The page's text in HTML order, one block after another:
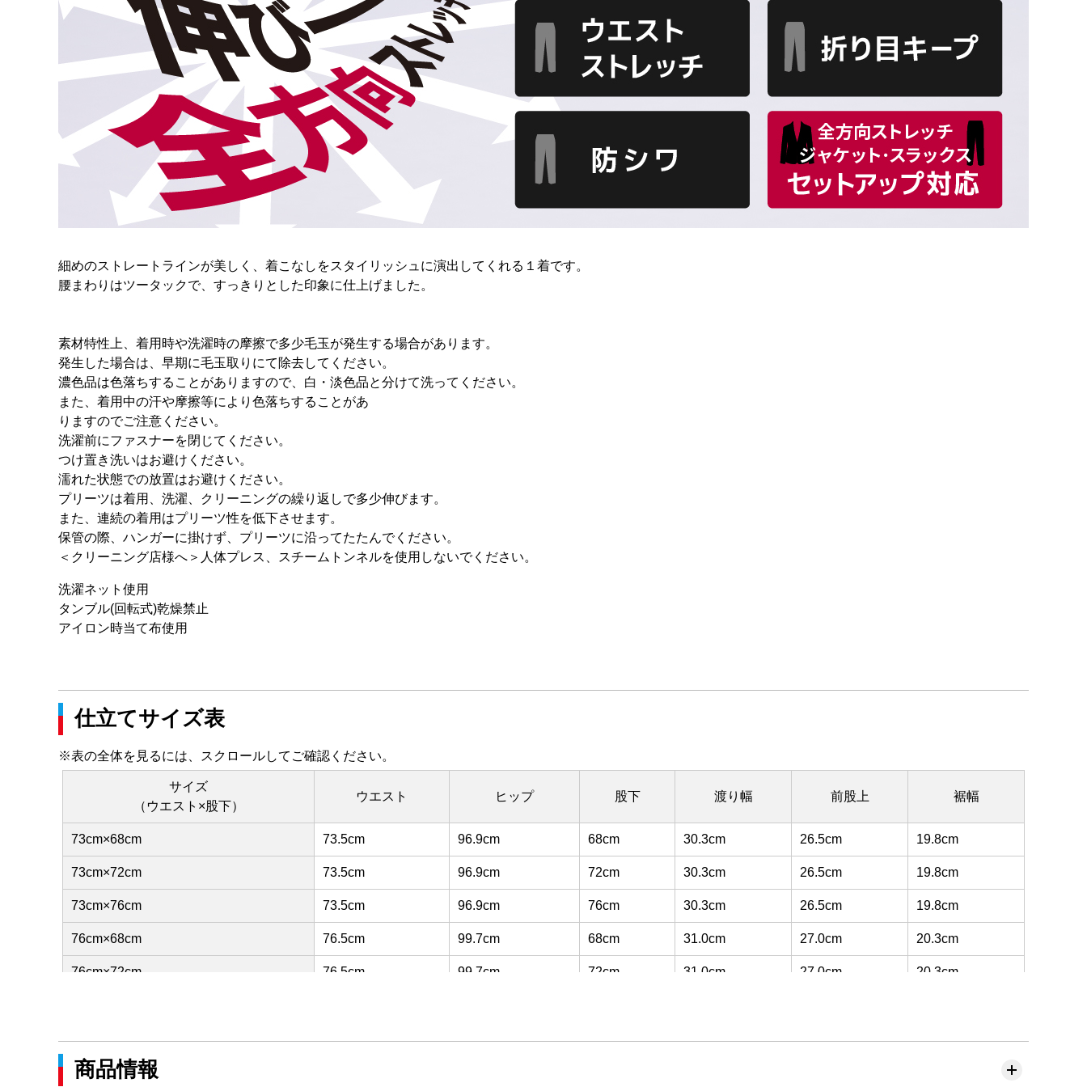
細めのストレートラインが美しく、着こなしをスタイリッシュに演出してくれる１着です。
腰まわりはツータックで、すっきりとした印象に仕上げました。
素材特性上、着用時や洗濯時の摩擦で多少毛玉が発生する場合があります。
発生した場合は、早期に毛玉取りにて除去してください。
濃色品は色落ちすることがありますので、白・淡色品と分けて洗ってください。
また、着用中の汗や摩擦等により色落ちすることがあ
りますのでご注意ください。
洗濯前にファスナーを閉じてください。
つけ置き洗いはお避けください。
濡れた状態での放置はお避けください。
プリーツは着用、洗濯、クリーニングの繰り返しで多少伸びます。
また、連続の着用はプリーツ性を低下させます。
保管の際、ハンガーに掛けず、プリーツに沿ってたたんでください。
＜クリーニング店様へ＞人体プレス、スチームトンネルを使用しないでください。
洗濯ネット使用
タンブル(回転式)乾燥禁止
アイロン時当て布使用
仕立てサイズ表
※表の全体を見るには、スクロールしてご確認ください。
サイズ
（ウエスト×股下）
ウエスト ヒップ 股下 渡り幅 前股上 裾幅
73cm×68cm 73.5cm 96.9cm 68cm 30.3cm 26.5cm 19.8cm
73cm×72cm 73.5cm 96.9cm 72cm 30.3cm 26.5cm 19.8cm
73cm×76cm 73.5cm 96.9cm 76cm 30.3cm 26.5cm 19.8cm
76cm×68cm 76.5cm 99.7cm 68cm 31.0cm 27.0cm 20.3cm
76cm×72cm 76.5cm 99.7cm 72cm 31.0cm 27.0cm 20.3cm
79cm×68cm 79.5cm 102.4cm 68cm 31.8cm 27.5cm 20.8cm
79cm×72cm
商品情報